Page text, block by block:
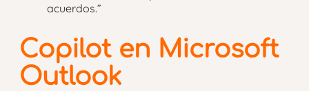
acuerdos.”
Copilot en Microsoft
Outlook